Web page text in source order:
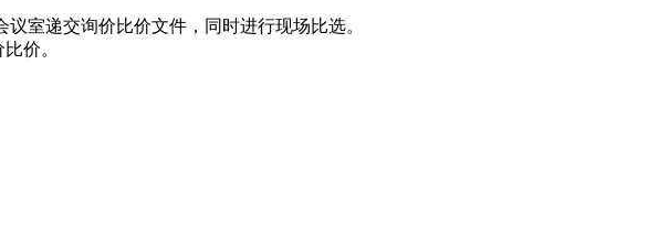
议室递交询价比价文件，同时进行现场比选。
价。